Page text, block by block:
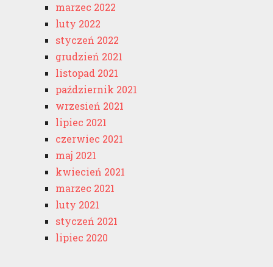
marzec 2022
luty 2022
styczeń 2022
grudzień 2021
listopad 2021
październik 2021
wrzesień 2021
lipiec 2021
czerwiec 2021
maj 2021
kwiecień 2021
marzec 2021
luty 2021
styczeń 2021
lipiec 2020